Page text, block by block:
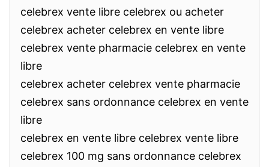
celebrex vente libre celebrex ou acheter
celebrex acheter celebrex en vente libre
celebrex vente pharmacie celebrex en vente
libre
celebrex acheter celebrex vente pharmacie
celebrex sans ordonnance celebrex en vente
libre
celebrex en vente libre celebrex vente libre
celebrex 100 mg sans ordonnance celebrex